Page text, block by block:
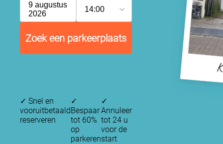
9 augustus
2026
14:00
Zoek een parkeerplaats
✓ Snel en
vooruitbetaald
reserveren
✓
Bespaar
tot 60%
op
parkeren
✓
Annuleer
tot 24 u
voor de
start